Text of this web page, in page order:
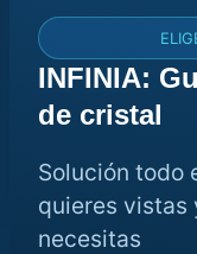
INFINIA:
de cristal
Solución todo
quieres vistas
necesitas